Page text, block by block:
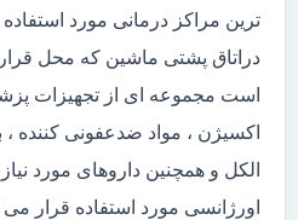
ترین مراکز درمانی مورد
دراتاق پشتی ماشین که محل
است مجموعه ای از تجهیزات
اکسیژن ، مواد ضدعفونی کننده ،
الکل و همچنین داروهای مورد
اورژانسی مورد استفاده قرار می